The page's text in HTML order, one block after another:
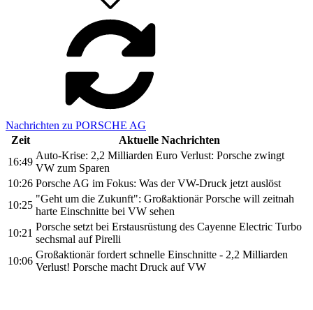
Nachrichten zu PORSCHE AG
Zeit
Aktuelle Nachrichten
16:49
Auto-Krise: 2,2 Milliarden Euro Verlust: Porsche zwingt
VW zum Sparen
10:26 Porsche AG im Fokus: Was der VW-Druck jetzt auslöst
10:25
"Geht um die Zukunft": Großaktionär Porsche will zeitnah
harte Einschnitte bei VW sehen
10:21
Porsche setzt bei Erstausrüstung des Cayenne Electric Turbo
sechsmal auf Pirelli
10:06
Großaktionär fordert schnelle Einschnitte - 2,2 Milliarden
Verlust! Porsche macht Druck auf VW